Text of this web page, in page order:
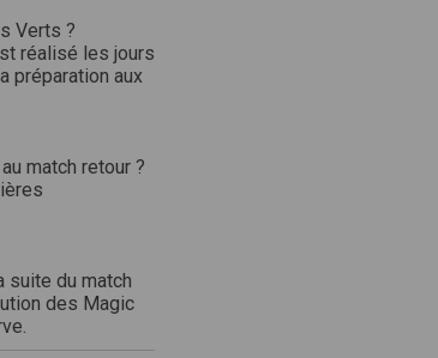
Verts ?
réalisé les jours
préparation aux
match retour ?
suite du match
des Magic